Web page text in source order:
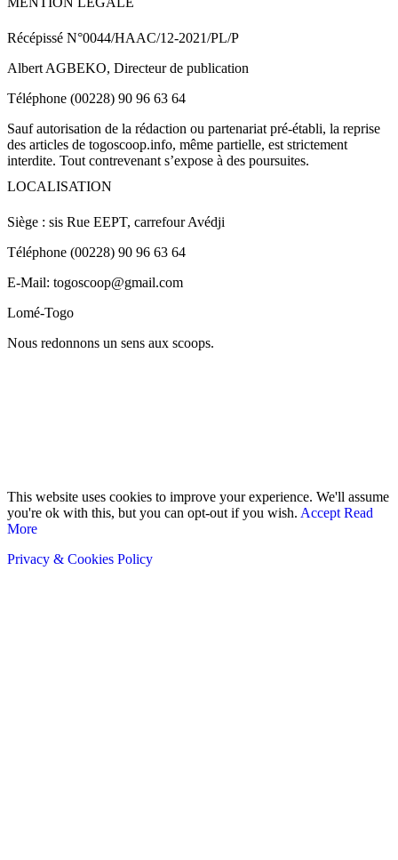
Récépissé N°0044/HAAC/12-2021/PL/P
Albert AGBEKO, Directeur de publication
Téléphone (00228) 90 96 63 64
Sauf autorisation de la rédaction ou partenariat pré-établi, la reprise
des articles de togoscoop.info, même partielle, est strictement
interdite. Tout contrevenant s’expose à des poursuites.
LOCALISATION
Siège : sis Rue EEPT, carrefour Avédji
Téléphone (00228) 90 96 63 64
E-Mail: togoscoop@gmail.com
Lomé-Togo
Nous redonnons un sens aux scoops.
This website uses cookies to improve your experience. We'll assume
you're ok with this, but you can opt-out if you wish. Accept Read
More
Privacy & Cookies Policy